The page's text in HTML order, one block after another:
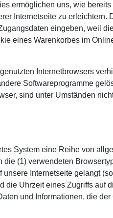
ermöglichen uns, wie
Internetseite zu erleichtern.
eingeben, weil
eines Warenkorbes im
Internetbrowsers
Softwareprogramme
sind unter Umständen
System eine Reihe von
(1) verwendeten
Internetseite gelangt
die Uhrzeit eines Zugriffs auf
und Informationen, die